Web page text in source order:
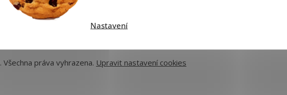
Nastavení
. Všechna práva vyhrazena. Upravit nastavení cookies